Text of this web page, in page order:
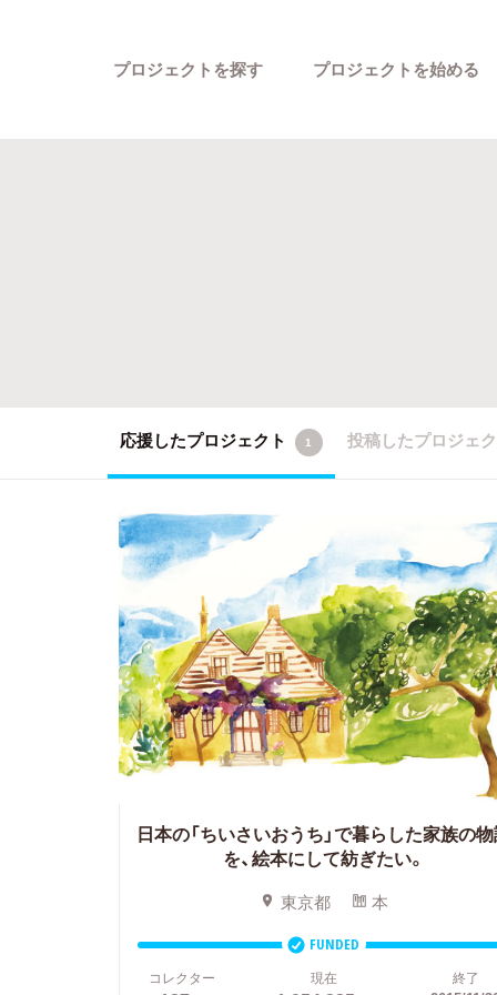
プロジェクトを探す プロジェクトを始める
応援したプロジェクト 1 投稿したプロジェ
日本の「ちいさいおうち」で暮らした家族の
を、絵本にして紡ぎたい。
東京都 本
FUNDED
コレクター
現在 終了